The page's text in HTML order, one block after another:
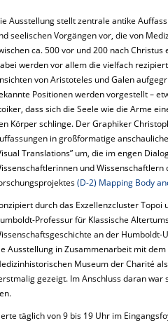
Ausstellung stellt zentrale antike
seelischen Vorgängen vor, die von
ca. 500 vor und 200 nach Christus
werden vor allem die vielfach
von Aristoteles und Galen
Positionen werden vorgestellt –
dass sich die Seele wie die Arme
Körper schlinge. Der Graphiker
in großformatige
Translations” um, die im engen
und Wissenschaftlern
(D-2) Mapping Body
durch das Exzellenzcluster Topoi
Professur für Klassische
an der Humboldt-
Ausstellung in Zusammenarbeit mit
Museum der Charité
gezeigt. Im Anschluss daran war
täglich von 9 bis 19 Uhr im